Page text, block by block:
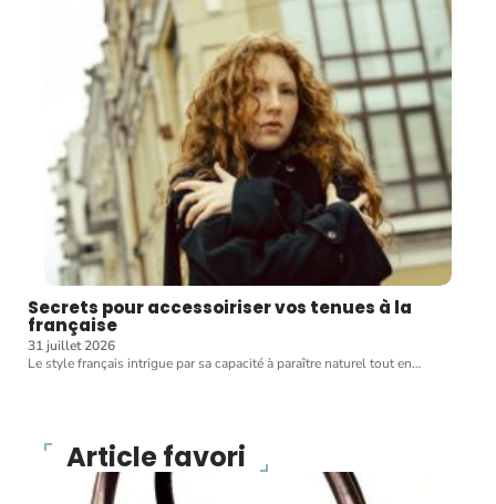
Secrets pour accessoiriser vos tenues à la
française
31 juillet 2026
Le style français intrigue par sa capacité à paraître naturel tout en…
Article favori